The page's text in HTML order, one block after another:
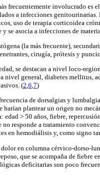
frecuentemente involucrado es
a infecciones
uso de terapia corticoidea
se asocia a infecciones de
(la más frecuente),
cirugía, prótesis y
se destacan a nivel loco-
nivel general, diabetes mellitus,
. (2,6,7)
de dorsalgias y
harían plantear un origen no
> 50 años, fiebre,
no responde a tratamiento
en hemodiálisis y, como signo
en columna cérvico-dorso-
que se acompaña de fiebre
deficitarias son poco